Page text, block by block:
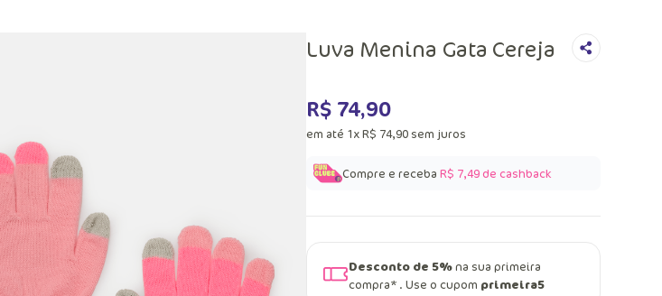
Luva Menina Gata Cereja
R$ 74,90
em até 1xR$ 74,90 sem juros
Compre e receba R$ 7,49de cashback
Desconto de 5%na sua primeira
compra* . Use o cupom primeira5